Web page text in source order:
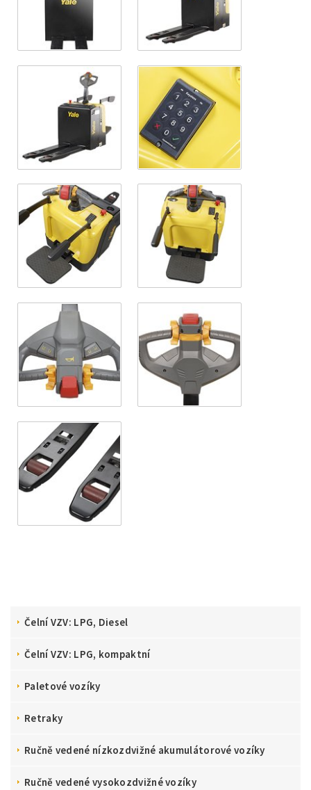
Čelní VZV: LPG, Diesel
Čelní VZV: LPG, kompaktní
Paletové vozíky
Retraky
Ručně vedené nízkozdvižné akumulátorové vozíky
Ručně vedené vysokozdvižné vozíky